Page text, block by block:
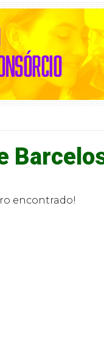
encontrado!